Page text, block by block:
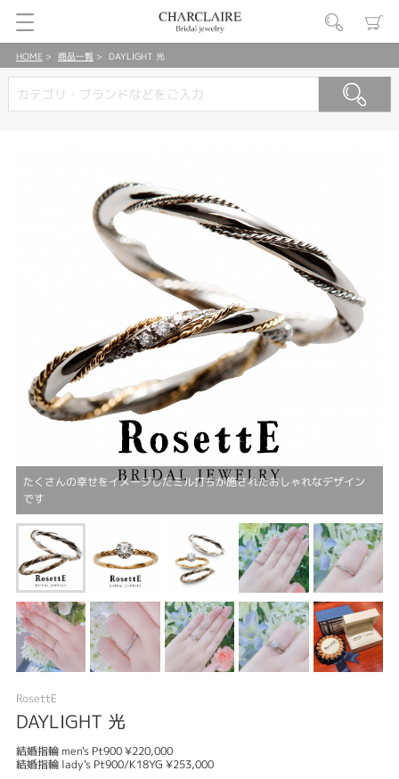
HOME 商品一覧 DAYLIGHT 光
たくさんの幸せをイメージしたミル打ちが施されたおしゃれなデザイン
です
RosettE
DAYLIGHT 光
結婚指輪 men's Pt900 ¥220,000
結婚指輪 lady's Pt900/K18YG ¥253,000